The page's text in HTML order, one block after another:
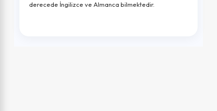
derecede İngilizce ve Almanca bilmektedir.